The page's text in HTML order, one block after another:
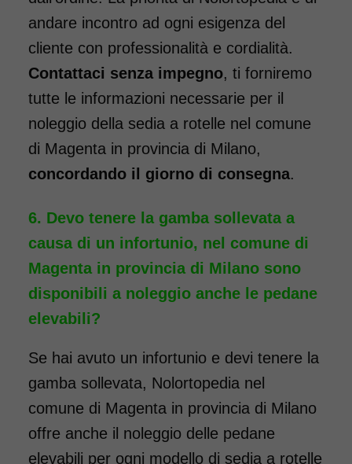
ridotto - con reggigambe
- Seduta 40 cm
ingombro ridotto, ideale per il
passaggio da porte e ascensori
stretti. La larghezza totale della
carrozzina è, infatti, di soli 50
cm. La sedia a rotelle può
andare incontro ad ogni esigenza del
cliente con professionalità e cordialità.
Contattaci senza impegno, ti forniremo
tutte le informazioni necessarie per il
noleggio della sedia a rotelle nel comune
di Magenta in provincia di Milano,
concordando il giorno di consegna.
Devo tenere la gamba sollevata a
causa di un infortunio, nel comune di
Magenta in provincia di Milano sono
disponibili a noleggio anche le pedane
elevabili?
Se hai avuto un infortunio e devi tenere la
gamba sollevata, Nolortopedia nel
comune di Magenta in provincia di Milano
offre anche il noleggio delle pedane
elevabili per ogni modello di sedia a rotelle